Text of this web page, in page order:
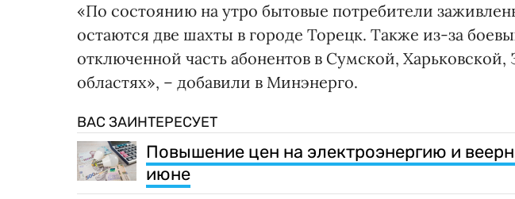
«По состоянию на утро бытовые потребители
остаются две шахты в городе Торецк. Также из-за
отключенной часть абонентов в Сумской,
областях», – добавили в Минэнерго.
ВАС ЗАИНТЕРЕСУЕТ
Повышение цен на электроэнергию и
июне